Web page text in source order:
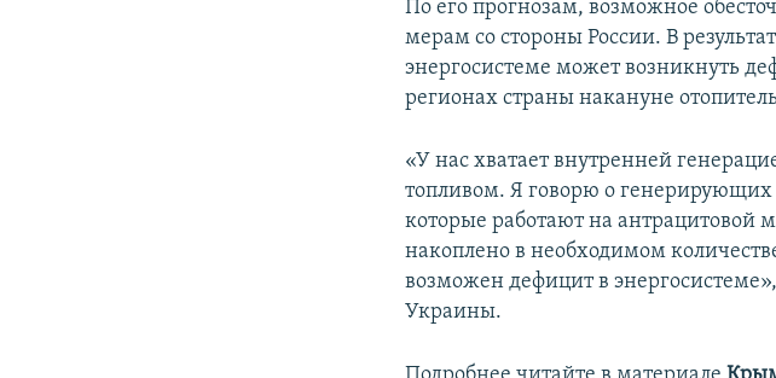
По его прогнозам, возможное
мерам со стороны России. В
энергосистеме может возникнуть
регионах страны накануне
«У нас хватает внутренней
топливом. Я говорю о
которые работают на антрацитовой
накоплено в необходимом
возможен дефицит в
Украины.